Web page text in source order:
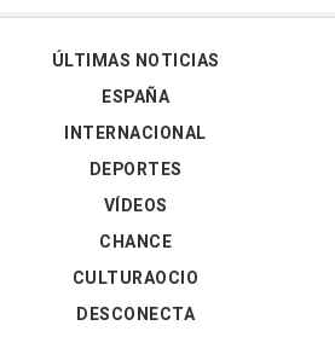
ÚLTIMAS NOTICIAS
ESPAÑA
INTERNACIONAL
DEPORTES
VÍDEOS
CHANCE
CULTURAOCIO
DESCONECTA